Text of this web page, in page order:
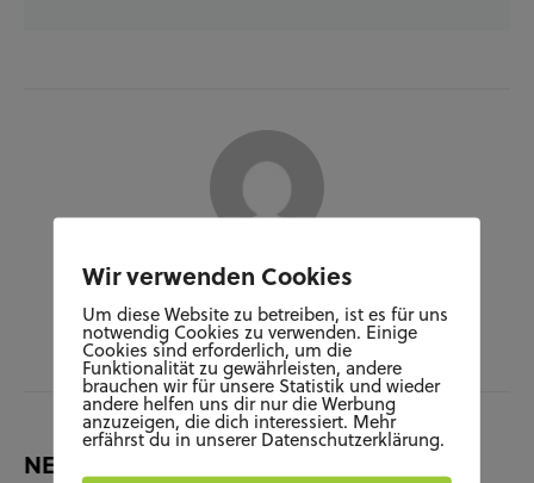
Author
JARA HERDE
NEUESTE BEITRÄGE
Wir verwenden Cookies
Um diese Website zu betreiben, ist es für uns
notwendig Cookies zu verwenden. Einige
Cookies sind erforderlich, um die
Funktionalität zu gewährleisten, andere
brauchen wir für unsere Statistik und wieder
andere helfen uns dir nur die Werbung
anzuzeigen, die dich interessiert. Mehr
erfährst du in unserer Datenschutzerklärung.